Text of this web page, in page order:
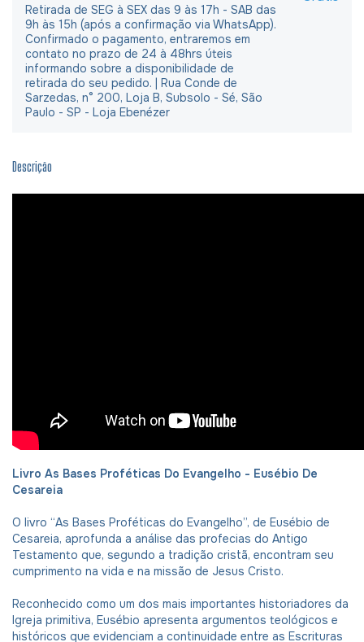
Retirada de SEG à SEX das 9 às 17h - SAB das
9h às 15h (após a confirmação via WhatsApp).
Confirmado o pagamento, entraremos em
contato no prazo de 24 à 48hrs úteis
informando sobre a disponibilidade de
retirada do seu pedido. | Rua Conde de
Sarzedas, n° 200, Loja B, Subsolo - Sé, São
Paulo - SP - Loja Ebenézer
Descrição
Livro As Bases Proféticas Do Evangelho - Eusébio De
Cesareia
O livro “As Bases Proféticas do Evangelho”, de Eusébio de
Cesareia, aprofunda a análise das profecias do Antigo
Testamento que, segundo a tradição cristã, encontram seu
cumprimento na vida e na missão de Jesus Cristo.
Reconhecido como um dos mais importantes historiadores da
Igreja primitiva, Eusébio apresenta argumentos teológicos e
históricos que evidenciam a continuidade entre as Escrituras